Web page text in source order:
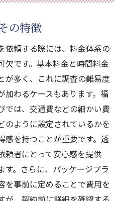
の特徴
依頼する際には、料金体系の
欠です。基本料金と時間料金
が多く、これに調査の難易度
加わるケースもあります。福
では、交通費などの細かい費
のように設定されているかを
感を持つことが重要です。透
頼者にとって安心感を提供
す。さらに、パッケージプラ
を事前に定めることで費用を